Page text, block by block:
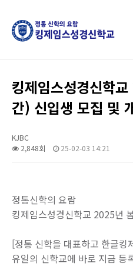
킹제임스성경신학
간) 신입생 모집 및
KJBC
2,848회
25-02-03 14:21
정통신학의 요람
킹제임스성경신학교 2025년
[정통 신학을 대표하고 한글킹
유일의 신학교에 바로 지금 등